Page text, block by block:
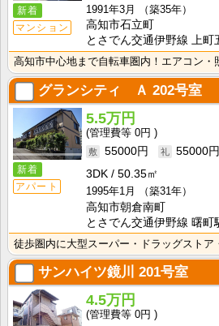
新着
マンション
1991年3月
（築35年）
高知市石立町
とさでん交通伊野線 上
グランシティ Ａ 202号室
新着
アパート
5.5万円
0円
55000円
55000円
3DK
50.35㎡
1995年1月
（築31年）
高知市朝倉南町
とさでん交通伊野線 曙町
サンハイツ鏡川 201号室
4.5万円
0円